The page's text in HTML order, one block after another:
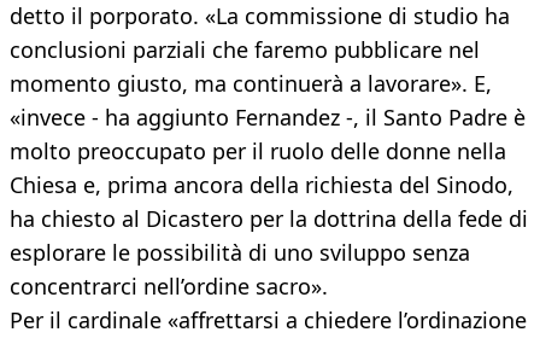
detto il porporato. «La commissione di studio ha
conclusioni parziali che faremo pubblicare nel
momento giusto, ma continuerà a lavorare». E,
«invece - ha aggiunto Fernandez -, il Santo Padre è
molto preoccupato per il ruolo delle donne nella
Chiesa e, prima ancora della richiesta del Sinodo,
ha chiesto al Dicastero per la dottrina della fede di
esplorare le possibilità di uno sviluppo senza
concentrarci nell’ordine sacro».
Per il cardinale «affrettarsi a chiedere l’ordinazione